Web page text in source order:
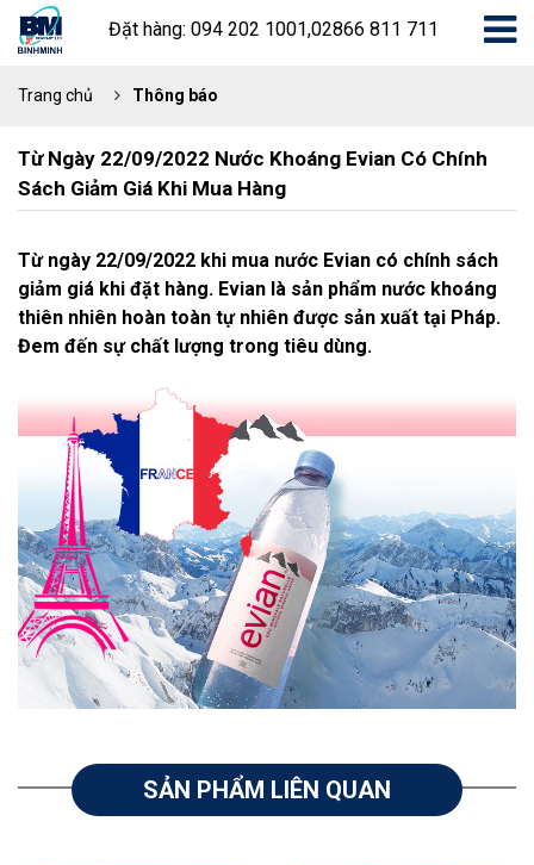
Đặt hàng: 094 202 1001,02866 811 711
Trang chủ Thông báo
Từ Ngày 22/09/2022 Nước Khoáng Evian Có Chính
Sách Giảm Giá Khi Mua Hàng
Từ ngày 22/09/2022 khi mua nước Evian có chính sách
giảm giá khi đặt hàng. Evian là sản phẩm nước khoáng
thiên nhiên hoàn toàn tự nhiên được sản xuất tại Pháp.
Đem đến sự chất lượng trong tiêu dùng.
SẢN PHẨM LIÊN QUAN